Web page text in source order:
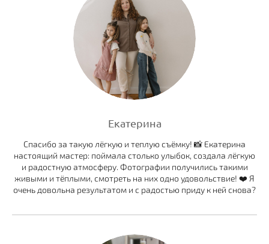
Екатерина
Спасибо за такую лёгкую и теплую съёмку! 📸 Екатерина
настоящий мастер: поймала столько улыбок, создала лёгкую
и радостную атмосферу. Фотографии получились такими
живыми и тёплыми, смотреть на них одно удовольствие! ❤️ Я
очень довольна результатом и с радостью приду к ней снова?